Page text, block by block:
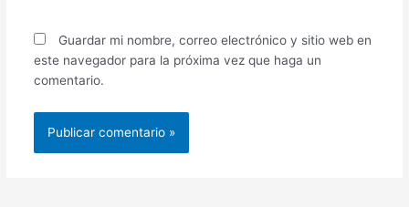
Guardar mi nombre, correo electrónico y sitio web en
este navegador para la próxima vez que haga un
comentario.